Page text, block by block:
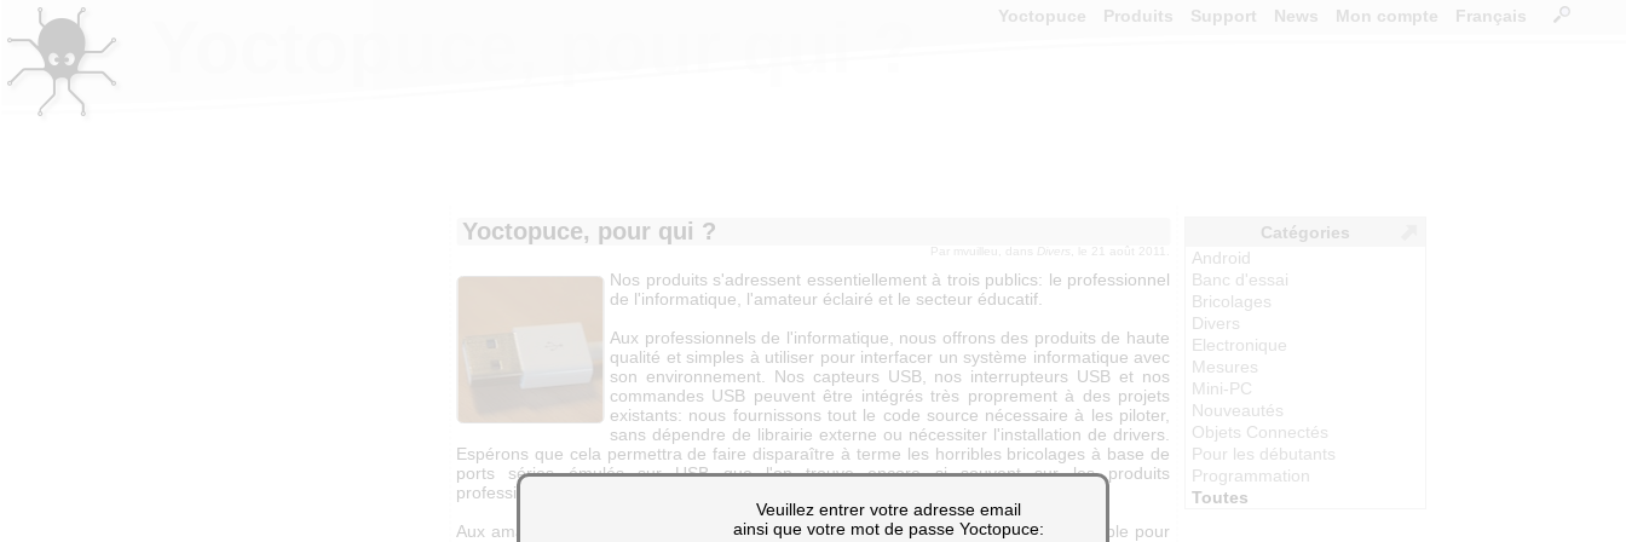
Veuillez entrer votre adresse email
ainsi que votre mot de passe Yoctopuce:
Yoctopuce, pour qui ?
Par
Nos produits s'adressent essentiellement à trois publics: le professionnel
de l'informatique, l'amateur éclairé et le secteur éducatif.
Aux professionnels de l'informatique, nous offrons des produits de haute
qualité et simples à utiliser pour interfacer un système informatique avec
son environnement. Nos capteurs USB, nos interrupteurs USB et nos
commandes USB peuvent être intégrés très proprement à des projets
existants: nous fournissons tout le code source nécessaire à les piloter,
sans dépendre de librairie externe ou nécessiter l'installation de drivers.
Espérons que cela permettra de faire disparaître à terme les horribles bricolages à base de
ports séries émulés sur USB que l'on trouve encore si souvent sur les produits
professionnels...
Aux amateurs éclairés et bricoleurs du dimanche, nous apportons une solution simple pour
Yoctopuce Produits Support News Mon compte Français
Catégories
Android
Banc d'essai
Bricolages
Divers
Electronique
Mesures
Mini-PC
Nouveautés
Objets Connectés
Pour les débutants
Programmation
Toutes